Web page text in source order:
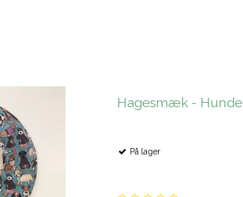
Hagesmæk - Hunde
På lager